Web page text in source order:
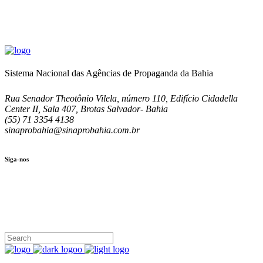
Sistema Nacional das Agências de Propaganda da Bahia
Rua Senador Theotônio Vilela, número 110, Edifício Cidadella
Center II, Sala 407, Brotas Salvador- Bahia
(55) 71 3354 4138
sinaprobahia@sinaprobahia.com.br
Siga-nos